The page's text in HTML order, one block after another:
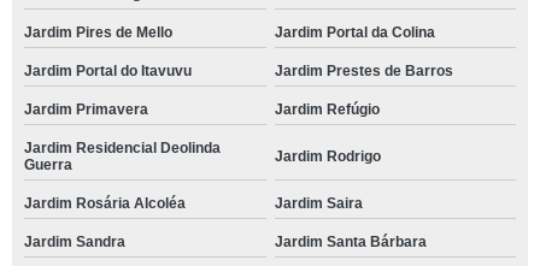
Jardim Pires de Mello Jardim Portal da Colina
Jardim Portal do Itavuvu Jardim Prestes de Barros
Jardim Primavera Jardim Refúgio
Jardim Residencial Deolinda
Guerra
Jardim Rodrigo
Jardim Rosária Alcoléa Jardim Saira
Jardim Sandra Jardim Santa Bárbara